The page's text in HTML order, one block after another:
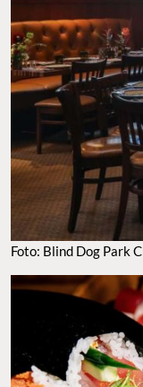
Foto: Blind Dog Park